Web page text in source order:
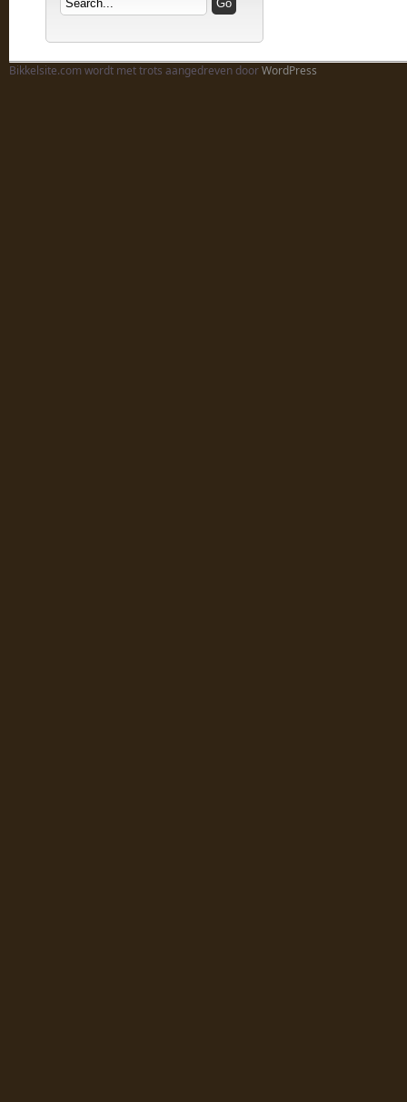
Bikkelsite.com wordt met trots aangedreven doorWordPress